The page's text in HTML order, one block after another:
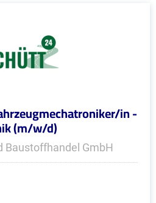
in -
(m/w/d)
Baustoffhandel GmbH